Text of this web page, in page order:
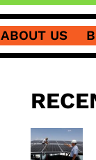
ABOUT US